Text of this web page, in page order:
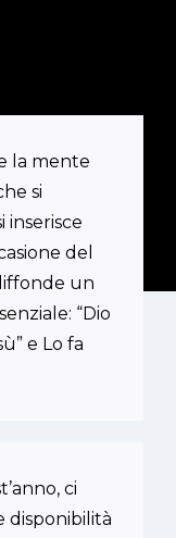
la mente
si
inserisce
del
un
“Dio
e Lo fa
ci
disponibilità